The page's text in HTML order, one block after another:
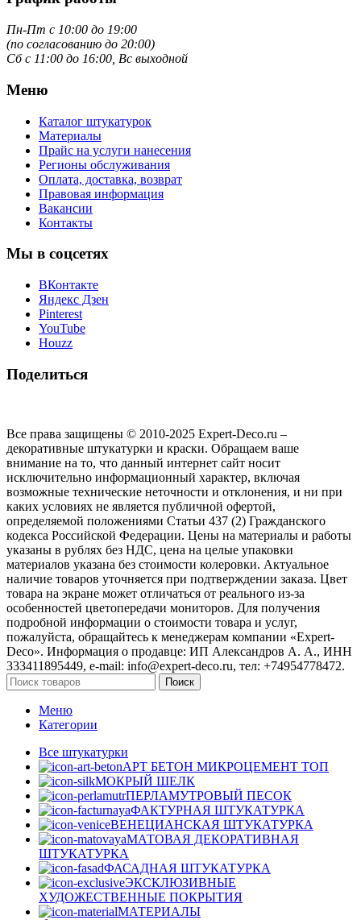
Пн-Пт с 10:00 до 19:00
(по согласованию до 20:00)
Сб с 11:00 до 16:00, Вс выходной
Меню
Каталог штукатурок
Материалы
Прайс на услуги нанесения
Регионы обслуживания
Оплата, доставка, возврат
Правовая информация
Вакансии
Контакты
Мы в соцсетях
ВКонтакте
Яндекс Дзен
Pinterest
YouTube
Houzz
Поделиться
Все права защищены © 2010-2025 Expert-Deco.ru –
декоративные штукатурки и краски. Обращаем ваше
внимание на то, что данный интернет сайт носит
исключительно информационный характер, включая
возможные технические неточности и отклонения, и ни при
каких условиях не является публичной офертой,
определяемой положениями Статьи 437 (2) Гражданского
кодекса Российской Федерации. Цены на материалы и работы
указаны в рублях без НДС, цена на целые упаковки
материалов указана без стоимости колеровки. Актуальное
наличие товаров уточняется при подтверждении заказа. Цвет
товара на экране может отличаться от реального из‑за
особенностей цветопередачи мониторов. Для получения
подробной информации о стоимости товара и услуг,
пожалуйста, обращайтесь к менеджерам компании «Expert-
Deco». Информация о продавце: ИП Александров А. А., ИНН
333411895449, e-mail: info@expert-deco.ru, тел: +74954778472.
Поиск
Меню
Категории
Все штукатурки
АРТ БЕТОН МИКРОЦЕМЕНТ ТОП
МОКРЫЙ ШЕЛК
ПЕРЛАМУТРОВЫЙ ПЕСОК
ФАКТУРНАЯ ШТУКАТУРКА
ВЕНЕЦИАНСКАЯ ШТУКАТУРКА
МАТОВАЯ ДЕКОРАТИВНАЯ
ШТУКАТУРКА
ФАСАДНАЯ ШТУКАТУРКА
ЭКСКЛЮЗИВНЫЕ
ХУДОЖЕСТВЕННЫЕ ПОКРЫТИЯ
МАТЕРИАЛЫ